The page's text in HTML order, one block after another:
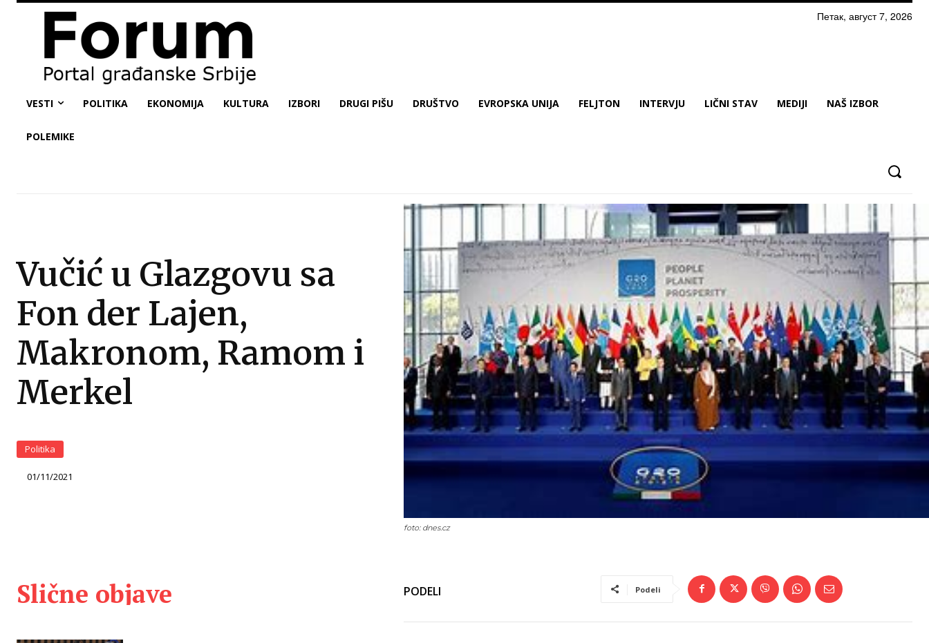
Петак, август 7, 2026
VESTI POLITIKA EKONOMIJA KULTURA IZBORI DRUGI PIŠU DRUŠTVO EVROPSKA UNIJA FELJTON INTERVJU LIČNI STAV MEDIJI NAŠ IZBOR
POLEMIKE
Vučić u Glazgovu sa
Fon der Lajen,
Makronom, Ramom i
Merkel
Politika
01/11/2021
foto: dnes.cz
Slične objave PODELI Podeli